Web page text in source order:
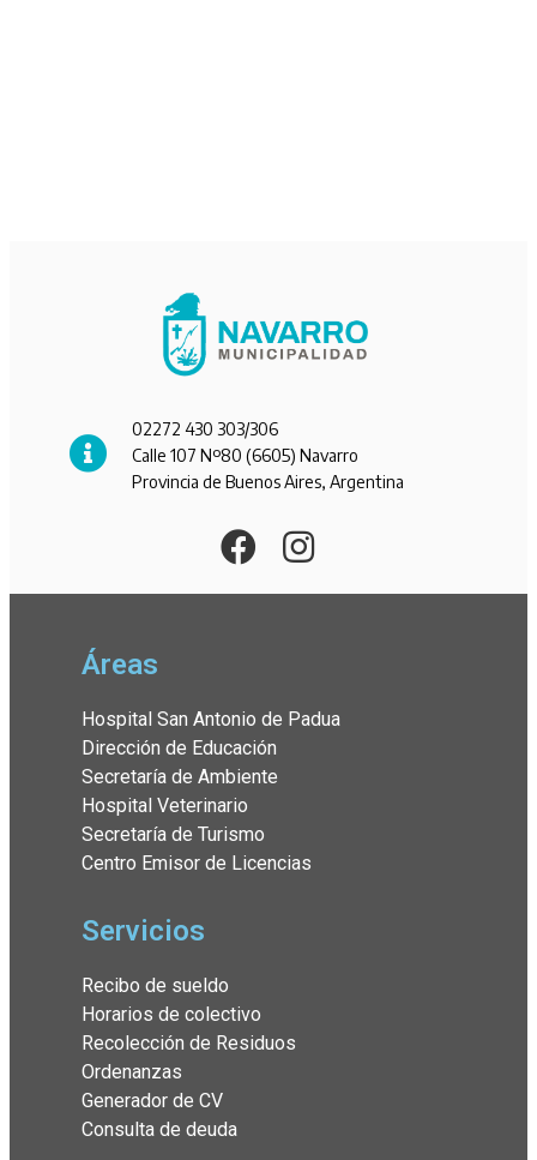
02272 430 303/306
Calle 107 Nº80 (6605) Navarro
Provincia de Buenos Aires, Argentina
Áreas
Hospital San Antonio de Padua
Dirección de Educación
Secretaría de Ambiente
Hospital Veterinario
Secretaría de Turismo
Centro Emisor de Licencias
Servicios
Recibo de sueldo
Horarios de colectivo
Recolección de Residuos
Ordenanzas
Generador de CV
Consulta de deuda